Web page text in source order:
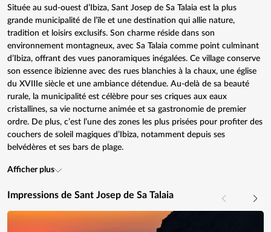
Située au sud-ouest d’Ibiza, Sant Josep de Sa Talaia est la plus
grande municipalité de l’île et une destination qui allie nature,
tradition et loisirs exclusifs. Son charme réside dans son
environnement montagneux, avec Sa Talaia comme point culminant
d’Ibiza, offrant des vues panoramiques inégalées. Ce village conserve
son essence ibizienne avec des rues blanchies à la chaux, une église
du XVIIIe siècle et une ambiance détendue. Au-delà de sa beauté
rurale, la municipalité est célèbre pour ses criques aux eaux
cristallines, sa vie nocturne animée et sa gastronomie de premier
ordre. De plus, c’est l’une des zones les plus prisées pour profiter des
couchers de soleil magiques d’Ibiza, notamment depuis ses
belvédères et ses bars de plage.
Afficher plus
Impressions de Sant Josep de Sa Talaia